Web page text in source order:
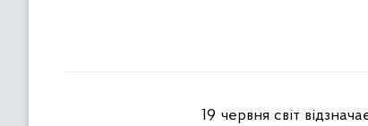
19 червня світ